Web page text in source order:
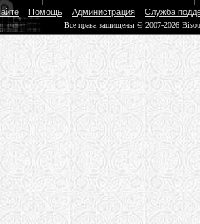
Помощь Администрация Служба
Все права защищены © 2007-2026